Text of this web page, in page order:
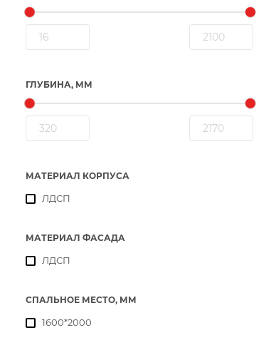
ГЛУБИНА, ММ
МАТЕРИАЛ КОРПУСА
ЛДСП
МАТЕРИАЛ ФАСАДА
ЛДСП
СПАЛЬНОЕ МЕСТО, ММ
1600*2000